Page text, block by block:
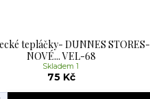
tepláčky- DUNNES STORES-
NOVÉ... VEL-68
75 Kč
Skladem 1